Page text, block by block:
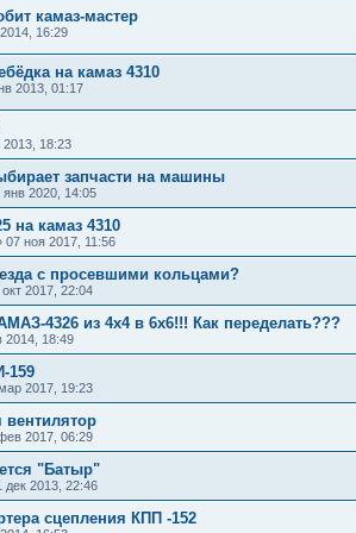
камаз-мастер
16:29
на камаз 4310
2013, 01:17
18:23
запчасти на машины
янв 2020, 14:05
на камаз 4310
07 ноя 2017, 11:56
с просевшими кольцами?
2017, 22:04
4326 из 4х4 в 6х6!!! Как переделать???
2014, 18:49
159
2017, 19:23
вентилятор
2017, 06:29
"Батыр"
дек 2013, 22:46
сцепления КПП -152